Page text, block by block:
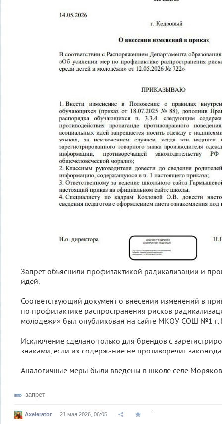
Запрет объяснили профилактикой радикализации и
идей.
Соответствующий документ о внесении изменений в
по профилактике распространения рисков
молодежи» был опубликован на сайте МКОУ СОШ №1 г.
Исключение сделано только для брендов с
знаками, если их содержание не противоречит
Аналогичные меры были введены в школе селе
запрет
Axelerator 21 мая 2026, 06:05